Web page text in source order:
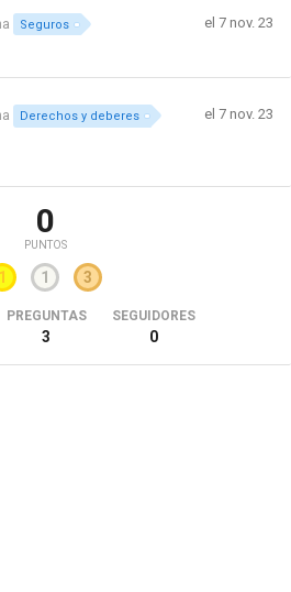
Seguros el 7 nov. 23
Derechos y deberes el 7 nov. 23
0
PUNTOS
1 1 3
PREGUNTAS
3
SEGUIDORES
0